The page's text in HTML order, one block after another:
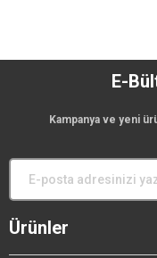
E-
Kampanya ve yeni
Ürünler